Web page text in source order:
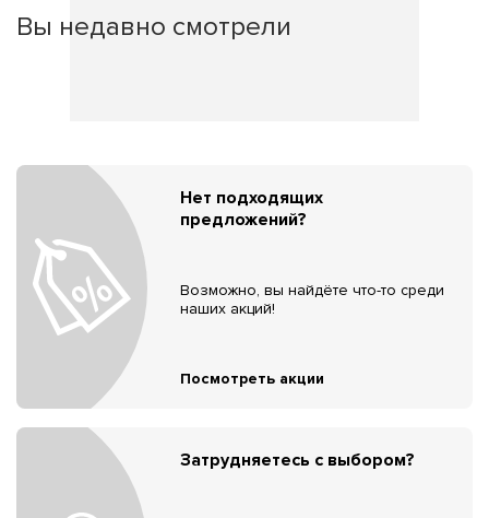
Вы недавно смотрели
Нет подходящих
предложений?
Возможно, вы найдёте что-то среди
наших акций!
Посмотреть акции
Затрудняетесь с выбором?